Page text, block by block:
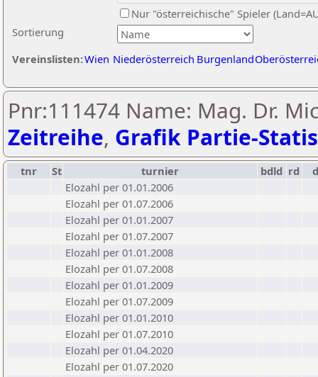
Sortierung
Nur "österreichische" Spieler
Vereinslisten:Wien Niederösterreich Burgenland
Pnr:111474 Name: Mag. Dr.
Zeitreihe, Grafik Partie-
tnr St turnier bdld rd
Elozahl per 01.01.2006
Elozahl per 01.07.2006
Elozahl per 01.01.2007
Elozahl per 01.07.2007
Elozahl per 01.01.2008
Elozahl per 01.07.2008
Elozahl per 01.01.2009
Elozahl per 01.07.2009
Elozahl per 01.01.2010
Elozahl per 01.07.2010
Elozahl per 01.04.2020
Elozahl per 01.07.2020